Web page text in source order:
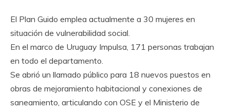
El Plan Guido emplea actualmente a 30 mujeres en
situación de vulnerabilidad social.
En el marco de Uruguay Impulsa, 171 personas trabajan
en todo el departamento.
Se abrió un llamado público para 18 nuevos puestos en
obras de mejoramiento habitacional y conexiones de
saneamiento, articulando con OSE y el Ministerio de